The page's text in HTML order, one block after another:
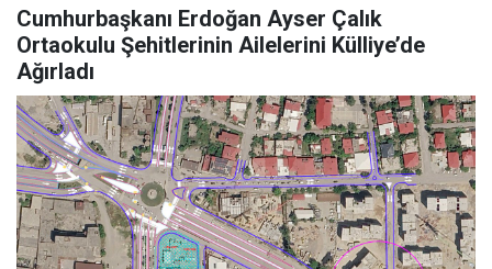
Cumhurbaşkanı Erdoğan Ayser Çalık
Ortaokulu Şehitlerinin Ailelerini Külliye’de
Ağırladı